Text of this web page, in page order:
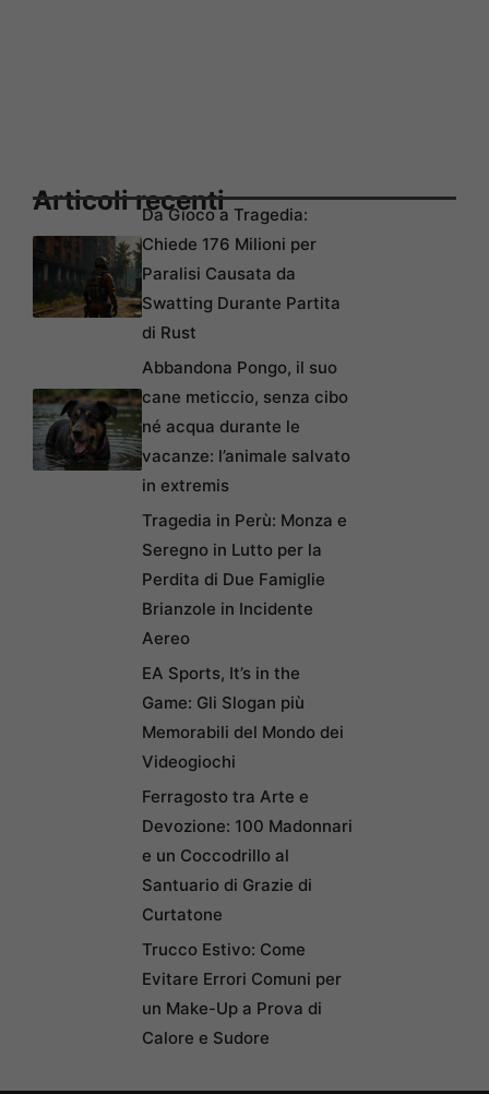
Articoli recentiDa Gioco a Tragedia:
Chiede 176 Milioni per
Paralisi Causata da
Swatting Durante Partita
di Rust
Abbandona Pongo, il suo
cane meticcio, senza cibo
né acqua durante le
vacanze: l’animale salvato
in extremis
Tragedia in Perù: Monza e
Seregno in Lutto per la
Perdita di Due Famiglie
Brianzole in Incidente
Aereo
EA Sports, It’s in the
Game: Gli Slogan più
Memorabili del Mondo dei
Videogiochi
Ferragosto tra Arte e
Devozione: 100 Madonnari
e un Coccodrillo al
Santuario di Grazie di
Curtatone
Trucco Estivo: Come
Evitare Errori Comuni per
un Make-Up a Prova di
Calore e Sudore